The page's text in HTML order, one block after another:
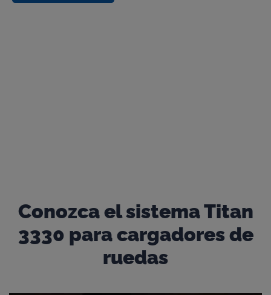
Conozca el sistema Titan
3330 para cargadores de
ruedas